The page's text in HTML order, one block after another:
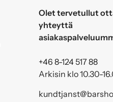
Olet tervetullut
yhteyttä
+46 8-124 517 88
Arkisin klo 10.30-